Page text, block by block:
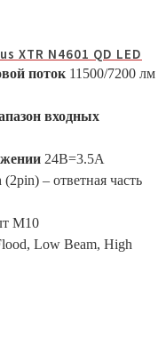
XTR N4601 QD LED
поток 11500/7200 лм
входных
24В=3.5A
– ответная часть
М10
Low Beam, High